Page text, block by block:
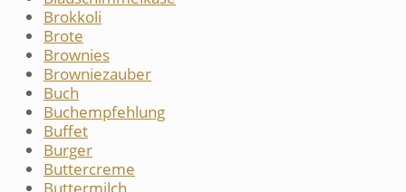
Brokkoli
Brote
Brownies
Browniezauber
Buch
Buchempfehlung
Buffet
Burger
Buttercreme